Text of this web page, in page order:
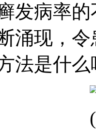
发病率
涌现，
法是什么